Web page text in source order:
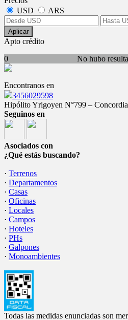
USD
ARS
Aplicar
Apto crédito
No hubo
0
Encontranos en
3456029598
Hipólito Yrigoyen N°799 –
Seguinos en
Asociados con
¿Qué estás buscando?
· Terrenos
· Departamentos
· Casas
· Oficinas
· Locales
· Campos
· Hoteles
· PHs
· Galpones
· Monoambientes
Todas las medidas enunciadas son